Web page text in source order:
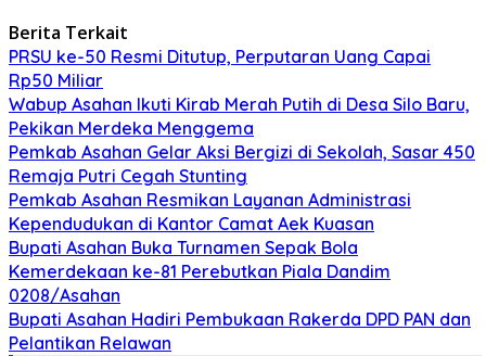
Berita Terkait
PRSU ke-50 Resmi Ditutup, Perputaran Uang Capai
Rp50 Miliar
Wabup Asahan Ikuti Kirab Merah Putih di Desa Silo Baru,
Pekikan Merdeka Menggema
Pemkab Asahan Gelar Aksi Bergizi di Sekolah, Sasar 450
Remaja Putri Cegah Stunting
Pemkab Asahan Resmikan Layanan Administrasi
Kependudukan di Kantor Camat Aek Kuasan
Bupati Asahan Buka Turnamen Sepak Bola
Kemerdekaan ke-81 Perebutkan Piala Dandim
0208/Asahan
Bupati Asahan Hadiri Pembukaan Rakerda DPD PAN dan
Pelantikan Relawan